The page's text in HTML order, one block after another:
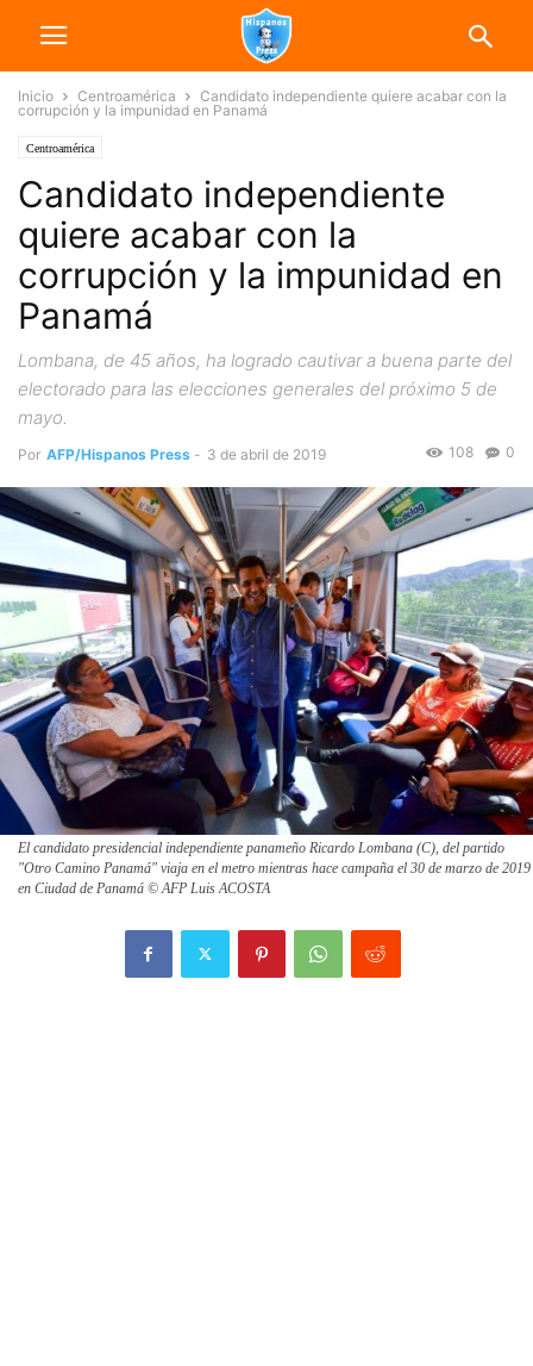
Inicio Centroamérica
Candidato independiente quiere acabar con la
corrupción y la impunidad en Panamá
Centroamérica
Candidato independiente
quiere acabar con la
corrupción y la impunidad en
Panamá
Lombana, de 45 años, ha logrado cautivar a buena parte del
electorado para las elecciones generales del próximo 5 de
mayo.
Por AFP/Hispanos Press - 3 de abril de 2019 0
108
El candidato presidencial independiente panameño Ricardo Lombana (C), del partido
"Otro Camino Panamá" viaja en el metro mientras hace campaña el 30 de marzo de 2019
en Ciudad de Panamá © AFP Luis ACOSTA